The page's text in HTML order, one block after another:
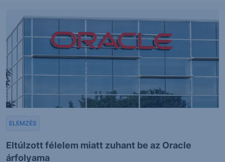
Eltúlzott félelem miatt zuhant be az Oracle
árfolyama
ELEMZÉS